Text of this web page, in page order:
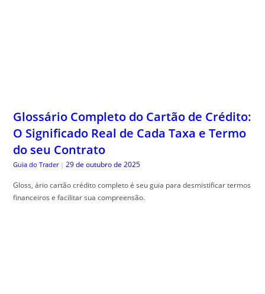
Glossário Completo do Cartão de Crédito:
O Significado Real de Cada Taxa e Termo
do seu Contrato
Guia do Trader | 29 de outubro de 2025
Gloss, ário cartão crédito completo é seu guia para desmistificar termos
financeiros e facilitar sua compreensão.